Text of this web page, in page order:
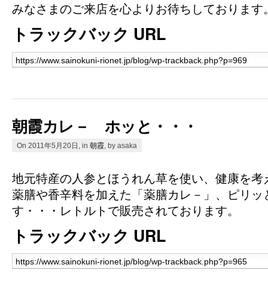
みなさまのご来店を心よりお待ちしております
トラックバック URL
朝霞カレ－ ホッと・・・
On 2011年5月20日, in 朝霞 , by asaka
地元特産の人参とほうれん草を使い、健康を
薬膳や香辛料を加えた「薬膳カレ－」、ピリッ
す・・・レトルトで販売されております。
トラックバック URL